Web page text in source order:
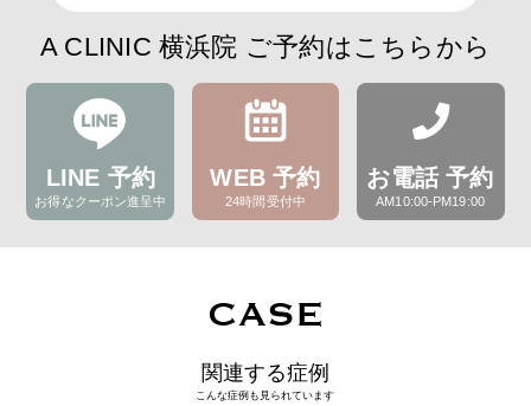
A CLINIC 横浜院 ご予約はこちらから
LINE 予約
お得なクーポン進呈中
WEB 予約
24時間受付中
お電話 予約
AM10:00-PM19:00
CASE
関連する症例
こんな症例も見られています